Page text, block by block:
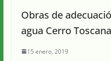
Obras de
agua Cerro
15 enero, 2019